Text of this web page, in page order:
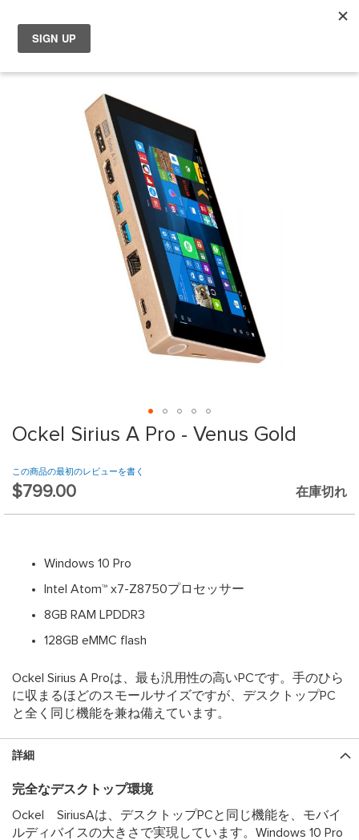
Ockel Sirius A Pro - Venus Gold
この商品の最初のレビューを書く
$799.00 在庫切れ
Windows 10 Pro
Intel Atom™ x7-Z8750プロセッサー
8GB RAM LPDDR3
128GB eMMC flash
Ockel Sirius A Proは、最も汎用性の高いPCです。手のひら
に収まるほどのスモールサイズですが、デスクトップPC
と全く同じ機能を兼ね備えています。
Skip
Skip
the
beginning
of
詳細
完全なデスクトップ環境
Ockel SiriusAは、デスクトップPCと同じ機能を、モバイ
ルディバイスの大きさで実現しています。Windows 10 Pro
Choose your location
content for your location and shop online.
Global
EU Countries
Nederland
België
日本
You can change country or region at any time in the footer of this